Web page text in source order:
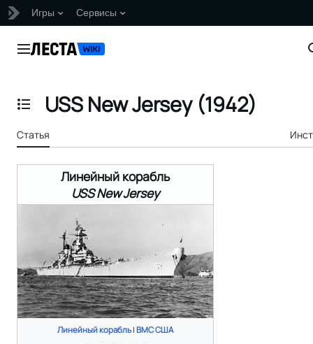
Игры Сервисы
Главное меню
Отобразить/Скрыть содержание
USS New Jersey (1942)
Статья
Линейный корабль
USS New Jersey
Линейный корабль| ВМС США